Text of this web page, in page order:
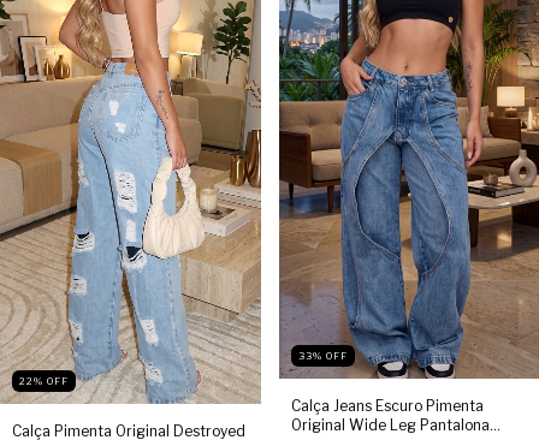
22 % OFF
Calça Pimenta Original Destroyed
33% OFF
Calça Jeans Escuro Pimenta
Original Wide Leg Pantalona